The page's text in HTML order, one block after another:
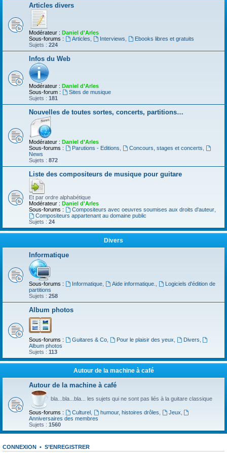
Articles divers
Modérateur : Daniel d'Arles
Sous-forums :
Articles Interviews
Ebooks libres et gratuits
Sujets : 224
Infos du Web
Modérateur : Daniel d'Arles
Sous-forum :
Sites de musique
Sujets : 181
Nouvelles de toutes sortes, concerts, partitions…
Modérateur : Daniel d'Arles
Sous-forums :
Parutions - Editions Concours, stages et concerts
News
Sujets : 872
Liste des compositeurs de musique pour guitare
Et par ordre alphabétique
Modérateur : Daniel d'Arles
Sous-forums :
Compositeurs avec oeuvres soumises aux droits d'auteur,
Compositeurs appartenant au domaine public
Sujets : 24
Divers
Informatique
Sous-forums : Informatique, Aide informatique.
Logiciels d'édition de
partitions
Sujets : 258
Album photos
Sous-forums : Guitares & Co, Pour le plaisir des yeux Divers
Album photos
Sujets : 113
Autour de la machine à café
Autour de la machine à café
bla...bla...bla... les sujets qui ne sont pas liés à la guitare classique
Sous-forums : Culturel, humour, histoires drôles Jeux
Anniversaires des membres
Sujets : 1560
CONNEXION • S’ENREGISTRER